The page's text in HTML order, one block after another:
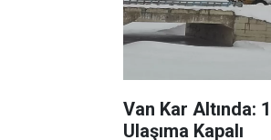
Van Kar Altında:
Ulaşıma Kapalı